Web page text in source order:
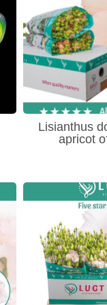
Lisianthus
apricot